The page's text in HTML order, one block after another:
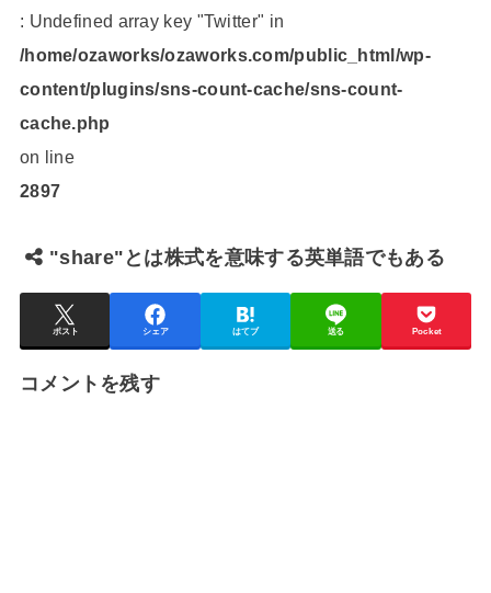
: Undefined array key "Twitter" in
/home/ozaworks/ozaworks.com/public_html/wp-
content/plugins/sns-count-cache/sns-count-
cache.php
on line
2897
"share"とは株式を意味する英単語でもある
ポスト シェア はてブ 送る Pocket
コメントを残す